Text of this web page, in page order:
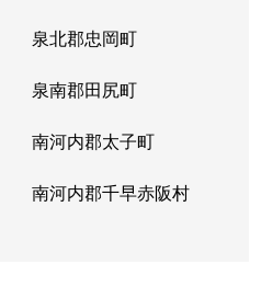
泉北郡忠岡町
泉南郡田尻町
南河内郡太子町
南河内郡千早赤阪村